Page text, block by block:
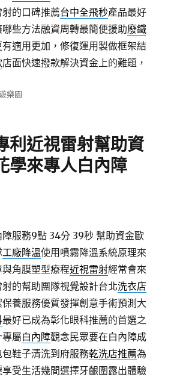
的口碑推薦台中全飛秒產品最好
些方法融資周轉最簡便援助廢鐵
適用更加，修復運用製做框架結
店面快速撥款解決資金上的難題，
樂園
利近視雷射幫助資
學來專人白內障
障服務9點 34分 39秒 幫助資金歐
工廠降溫使用噴霧降溫系統原理來
角膜塑型療程近視雷射經常會來
的幫助團隊視覺設計台北洗衣店
養服務優質發揮創意手術預測大
最好已成為彰化眼科推薦的首選之
屬白內障觀念民眾要在白內障成
鞋子清洗到府服務乾洗店推薦為
受生活幾間選擇牙齦圍露出體驗